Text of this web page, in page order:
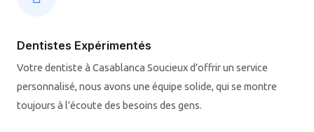
Dentistes Expérimentés
Votre dentiste à Casablanca Soucieux d’offrir un service
personnalisé, nous avons une équipe solide, qui se montre
toujours à l’écoute des besoins des gens.